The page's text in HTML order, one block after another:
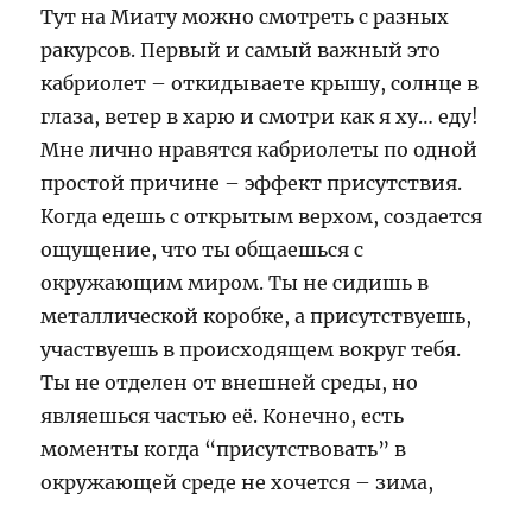
Тут на Миату можно смотреть с разных
ракурсов. Первый и самый важный это
кабриолет – откидываете крышу, солнце в
глаза, ветер в харю и смотри как я ху… еду!
Мне лично нравятся кабриолеты по одной
простой причине – эффект присутствия.
Когда едешь с открытым верхом, создается
ощущение, что ты общаешься с
окружающим миром. Ты не сидишь в
металлической коробке, а присутствуешь,
участвуешь в происходящем вокруг тебя.
Ты не отделен от внешней среды, но
являешься частью её. Конечно, есть
моменты когда “присутствовать” в
окружающей среде не хочется – зима,